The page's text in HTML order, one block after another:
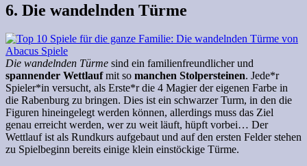
6. Die wandelnden Türme
Die wandelnden Türme sind ein familienfreundlicher und
spannender Wettlaufmit so manchen Stolpersteinen. Jede*r
Spieler*in versucht, als Erste*r die 4 Magier der eigenen Farbe in
die Rabenburg zu bringen. Dies ist ein schwarzer Turm, in den die
Figuren hineingelegt werden können, allerdings muss das Ziel
genau erreicht werden, wer zu weit läuft, hüpft vorbei… Der
Wettlauf ist als Rundkurs aufgebaut und auf den ersten Felder stehen
zu Spielbeginn bereits einige klein einstöckige Türme.